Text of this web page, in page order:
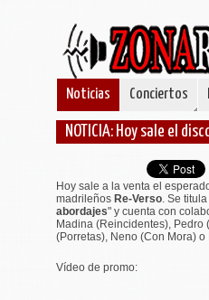
Noticias Conciertos
NOTICIA: Hoy sale el
Hoy sale a la venta el
madrileños Re-Verso . Se
abordajes" y cuenta con
Madina (Reincidentes), Pedro
(Porretas), Neno (Con Mora) o
Vídeo de promo: